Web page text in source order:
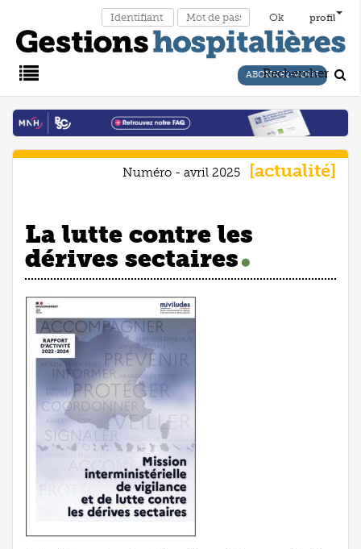
profil
Main
Menu
ABONNEZ-VOUS
Rechercher
Numéro - avril 2025 actualité
La lutte contre les
dérives sectaires